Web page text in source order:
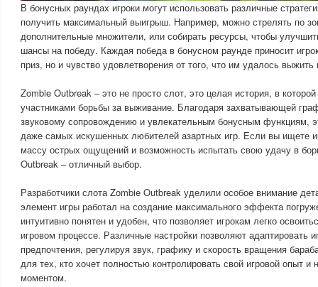
В бонусных раундах игроки могут использовать различные
получить максимальный выигрыш. Например, можно стрелять по
дополнительные множители, или собирать ресурсы, чтобы
шансы на победу. Каждая победа в бонусном раунде приносит
приз, но и чувство удовлетворения от того, что им удалось
Zombie Outbreak – это не просто слот, это целая история, в которой
участниками борьбы за выживание. Благодаря захватывающей
звуковому сопровождению и увлекательным бонусным функциям,
даже самых искушенных любителей азартных игр. Если вы ищете
массу острых ощущений и возможность испытать свою удачу в
Outbreak – отличный выбор.
Разработчики слота Zombie Outbreak уделили особое внимание
элемент игры работал на создание максимального эффекта
интуитивно понятен и удобен, что позволяет игрокам легко
игровом процессе. Различные настройки позволяют адаптировать
предпочтения, регулируя звук, графику и скорость вращения
для тех, кто хочет полностью контролировать свой игровой опыт
моментом.